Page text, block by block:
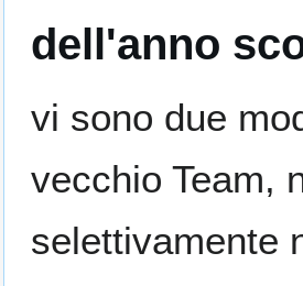
dell'anno
vi sono due
vecchio Team,
selettivamente